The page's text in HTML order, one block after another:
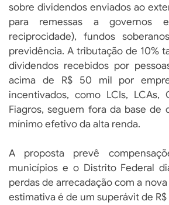
sobre dividendos enviados ao
para remessas a governos
reciprocidade), fundos
previdência. A tributação de 10%
dividendos recebidos por
acima de R$ 50 mil por
incentivados, como LCIs, LCAs,
Fiagros, seguem fora da base de
mínimo efetivo da alta renda.
A proposta prevê
municípios e o Distrito Federal
perdas de arrecadação com a
estimativa é de um superávit de